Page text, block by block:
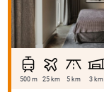
500 m 25 km 5 km 3 km